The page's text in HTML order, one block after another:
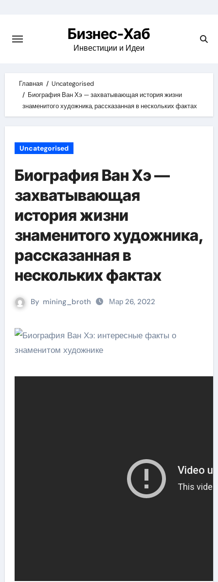
content
Бизнес-Хаб
Инвестиции и Идеи
Главная
Uncategorised
Биография Ван Хэ — захватывающая история жизни
знаменитого художника, рассказанная в нескольких фактах
Uncategorised
Биография Ван Хэ —
захватывающая
история жизни
знаменитого художника,
рассказанная в
нескольких фактах
By mining_broth Мар 26, 2022